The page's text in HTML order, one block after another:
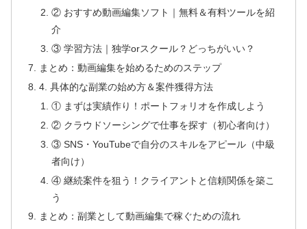
② おすすめ動画編集ソフト｜無料＆有料ツールを紹
介
③ 学習方法｜独学orスクール？どっちがいい？
まとめ：動画編集を始めるためのステップ
4. 具体的な副業の始め方＆案件獲得方法
① まずは実績作り！ポートフォリオを作成しよう
② クラウドソーシングで仕事を探す（初心者向け）
③ SNS・YouTubeで自分のスキルをアピール（中級
者向け）
④ 継続案件を狙う！クライアントと信頼関係を築こ
う
まとめ：副業として動画編集で稼ぐための流れ